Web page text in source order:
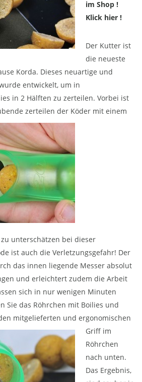
im Shop !
Klick hier !
Der Kutter ist
die neueste
Korda. Dieses neuartige und
entwickelt, um in
in 2 Hälften zu zerteilen. Vorbei ist
zerteilen der Köder mit einem
unterschätzen bei dieser
ist auch die Verletzungsgefahr! Der
das innen liegende Messer absolut
und erleichtert zudem die Arbeit
sich in nur wenigen Minuten
Sie das Röhrchen mit Boilies und
mitgelieferten und ergonomischen
Griff im
Röhrchen
nach unten.
Das Ergebnis,